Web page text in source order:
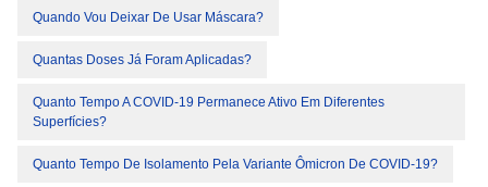
Quando Vou Deixar De Usar Máscara?
Quantas Doses Já Foram Aplicadas?
Quanto Tempo A COVID-19 Permanece Ativo Em Diferentes
Superfícies?
Quanto Tempo De Isolamento Pela Variante Ômicron De COVID-19?